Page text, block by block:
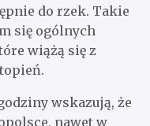
do rzek. Takie
się ogólnych
wiążą się z
wskazują, że
nawet w